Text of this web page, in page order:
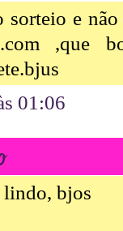
e
01:06
bjos